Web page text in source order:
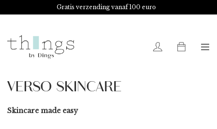
Gratis verzending vanaf 100 euro
VERSO SKINCARE
Skincare made easy